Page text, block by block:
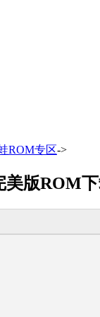
ROM专区->
美版ROM